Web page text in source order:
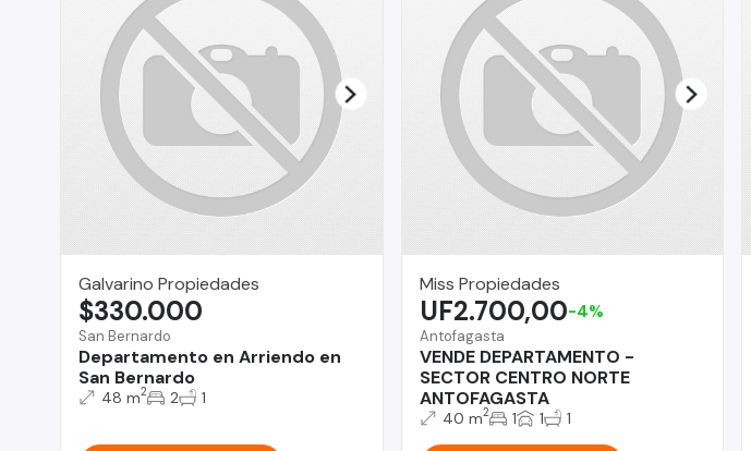
Galvarino Propiedades
San Bernardo
Departamento en Arriendo en
San Bernardo
$330.000
48 m2 2 1
Miss Propiedades
Antofagasta
VENDE DEPARTAMENTO -
SECTOR CENTRO NORTE
ANTOFAGASTA
UF2.700,00-4%
40 m2 1 1 1